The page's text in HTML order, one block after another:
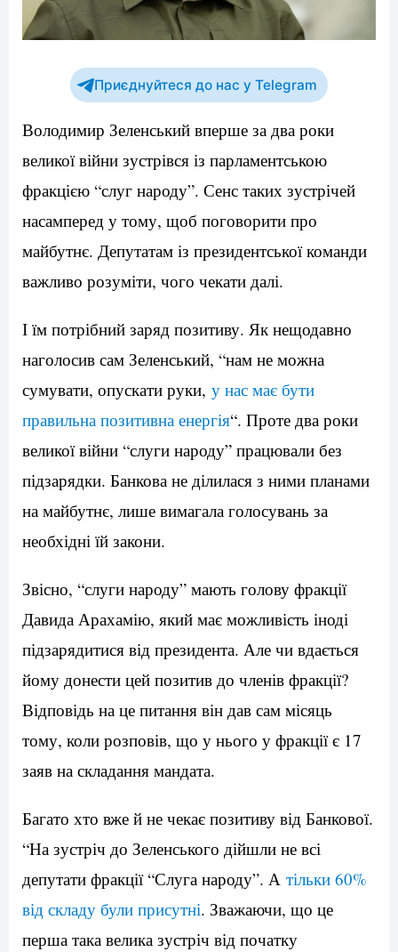
Приєднуйтеся до нас у Telegram
Володимир Зеленський вперше за два роки
великої війни зустрівся із парламентською
фракцією “слуг народу”. Сенс таких зустрічей
насамперед у тому, щоб поговорити про
майбутнє. Депутатам із президентської команди
важливо розуміти, чого чекати далі.
І їм потрібний заряд позитиву. Як нещодавно
наголосив сам Зеленський, “нам не можна
сумувати, опускати руки, у нас має бути
правильна позитивна енергія“. Проте два роки
великої війни “слуги народу” працювали без
підзарядки. Банкова не ділилася з ними планами
на майбутнє, лише вимагала голосувань за
необхідні їй закони.
Звісно, “слуги народу” мають голову фракції
Давида Арахамію, який має можливість іноді
підзарядитися від президента. Але чи вдається
йому донести цей позитив до членів фракції?
Відповідь на це питання він дав сам місяць
тому, коли розповів, що у нього у фракції є 17
заяв на складання мандата.
Багато хто вже й не чекає позитиву від Банкової.
“На зустріч до Зеленського дійшли не всі
депутати фракції “Слуга народу”. А тільки 60%
від складу були присутні. Зважаючи, що це
перша така велика зустріч від початку